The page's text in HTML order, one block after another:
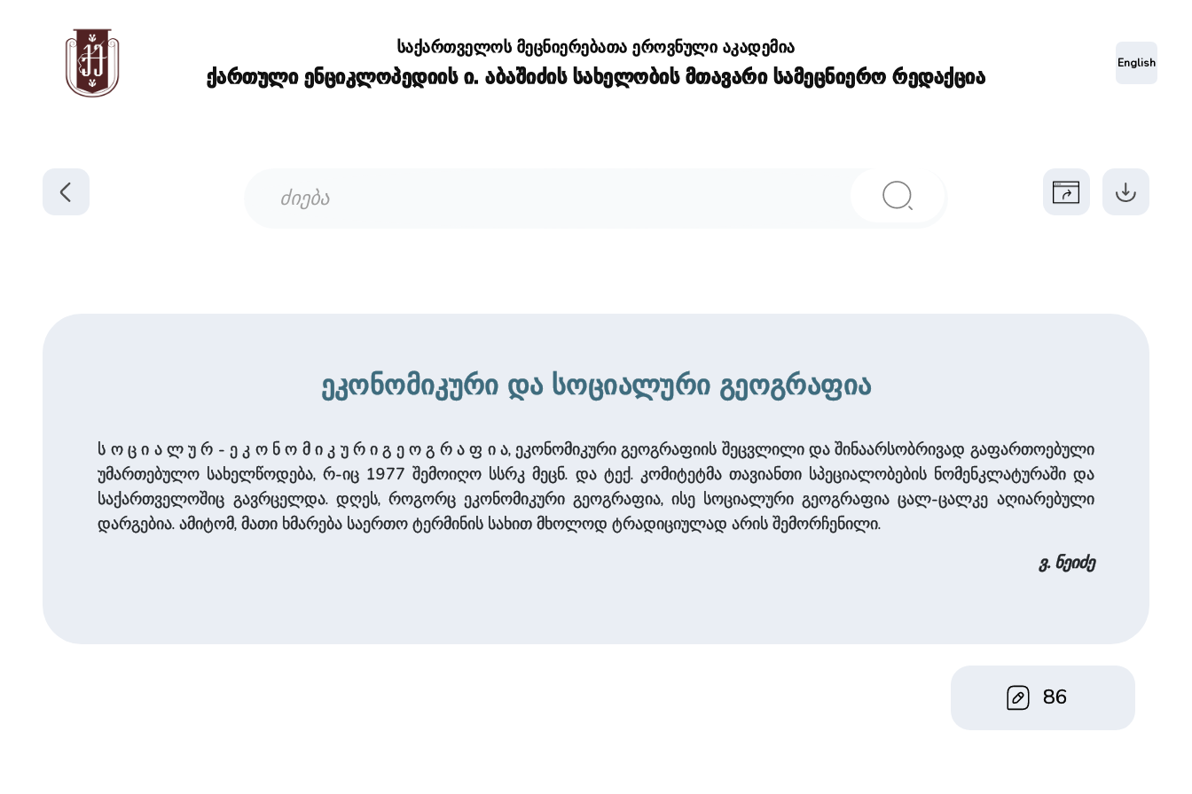
საქართველოს მეცნიერებათა ეროვნული აკადემია
ქართული ენციკლოპედიის ი. აბაშიძის სახელობის მთავარი სამეცნიერო რედაქცია
English
ეკონომიკური და სოციალური გეოგრაფია
ს ო ც ი ა ლ უ რ - ე კ ო ნ ო მ ი კ უ რ ი გ ე ო გ რ ა ფ ი ა, ეკონომიკური გეოგრაფიის შეცვლილი და შინაარსობრივად გაფართოებული
უმართებულო სახელწოდება, რ-იც 1977 შემოიღო სსრკ მეცნ. და ტექ. კომიტეტმა თავიანთი სპეციალობების ნომენკლატურაში და
საქართველოშიც გავრცელდა. დღეს, როგორც ეკონომიკური გეოგრაფია, ისე სოციალური გეოგრაფია ცალ-ცალკე აღიარებული
დარგებია. ამიტომ, მათი ხმარება საერთო ტერმინის სახით მხოლოდ ტრადიციულად არის შემორჩენილი.
ვ. ნეიძე
86